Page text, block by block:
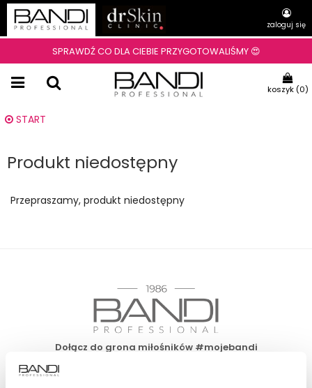
zaloguj się
SPRAWDŹ CO DLA CIEBIE PRZYGOTOWALIŚMY 😍
koszyk (0)
START
Produkt niedostępny
Przepraszamy, produkt niedostępny
Dołącz do grona miłośników #mojebandi